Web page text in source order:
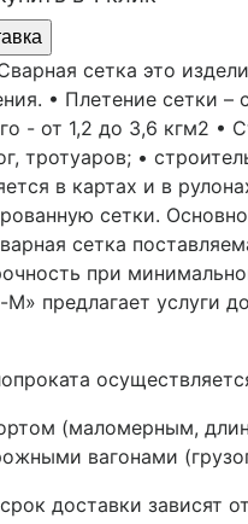
сетка это
• Плетение сетки
- от 1,2 до 3,6 кгм2 •
тротуаров; •
в картах и в
сетки.
сетка
при
М» предлагает услуги
(маломерным,
вагонами
доставки зависят